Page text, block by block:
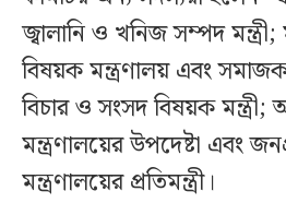
জ্বালানি ও খনিজ সম্পদ
বিষয়ক মন্ত্রণালয় এবং
বিচার ও সংসদ বিষয়ক মন্ত্রী;
মন্ত্রণালয়ের উপদেষ্টা এবং
মন্ত্রণালয়ের প্রতিমন্ত্রী।